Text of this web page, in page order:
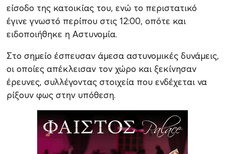
είσοδο της κατοικίας του, ενώ το περιστατικό
έγινε γνωστό περίπου στις 12:00, οπότε και
ειδοποιήθηκε η Αστυνομία.
Στο σημείο έσπευσαν άμεσα αστυνομικές δυνάμεις,
οι οποίες απέκλεισαν τον χώρο και ξεκίνησαν
έρευνες, συλλέγοντας στοιχεία που ενδέχεται να
ρίξουν φως στην υπόθεση.